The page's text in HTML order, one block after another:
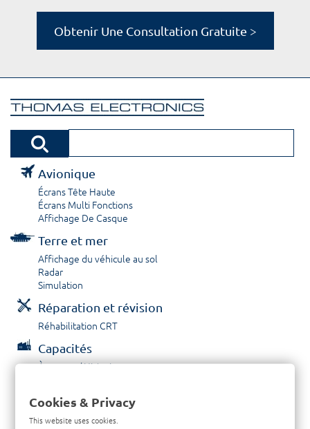
Obtenir Une Consultation Gratuite >
Avionique
Écrans Tête Haute
Écrans Multi Fonctions
Affichage De Casque
Terre et mer
Affichage du véhicule au sol
Radar
Simulation
Réparation et révision
Réhabilitation CRT
Capacités
À propos / Historique
Contactez nous
Cookies & Privacy
This website uses cookies.